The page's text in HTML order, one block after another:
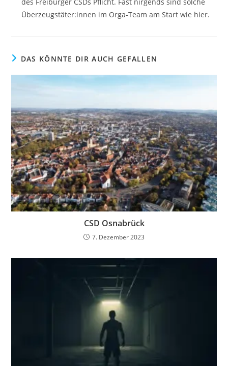
des Freiburger CSDs Pflicht. Fast nirgends sind solche
Überzeugstäter:innen im Orga-Team am Start wie hier.
DAS KÖNNTE DIR AUCH GEFALLEN
CSD Osnabrück
7. Dezember 2023